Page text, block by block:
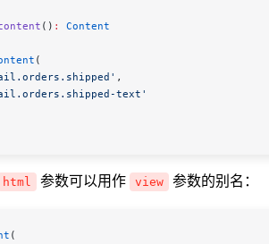
() :
Content
(
,
text'
html 参数可以用作 view 参数的别名：
(